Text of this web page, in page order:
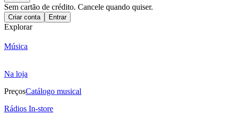
Sem cartão de crédito. Cancele quando quiser.
Criar conta Entrar
Explorar
Música
Na loja
PreçosCatálogo musical
Rádios In-store